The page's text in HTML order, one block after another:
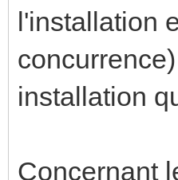
l'installation
installation
Concernant